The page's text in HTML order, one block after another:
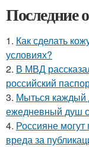
Последние
1. Как сделать
условиях?
2. В МВД
российский
3. Мыться каждый
ежедневный душ
4. Россияне
вреда за